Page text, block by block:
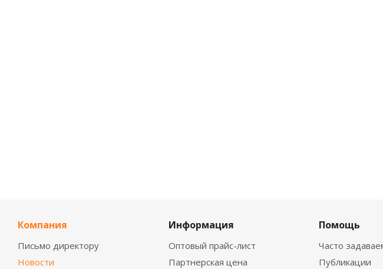
Компания
Письмо директору
Новости
Информация
Оптовый прайс-лист
Партнерская цена
Помощь
Часто
Публикации